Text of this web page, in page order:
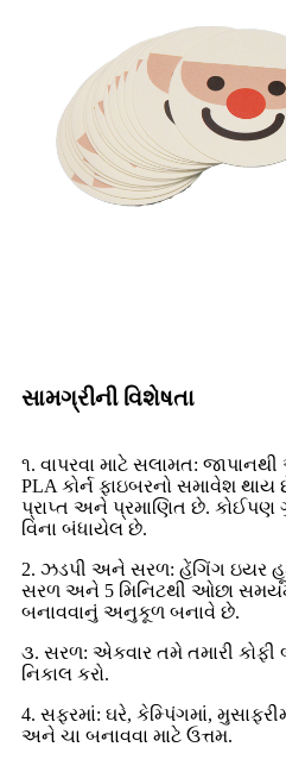
સામગ્રીની વિશેષતા
૧. વાપરવા માટે સલામત:
PLA કોર્ન ફાઇબરનો સમાવેશ
પ્રાપ્ત અને પ્રમાણિત છે. કોઈપણ
વિના બંધાયેલ છે.
2. ઝડપી અને સરળ: હેંગિંગ ઇયર
સરળ અને 5 મિનિટથી ઓછા સમયમાં
બનાવવાનું અનુકૂળ બનાવે છે.
૩. સરળ: એકવાર તમે તમારી કોફી
નિકાલ કરો.
4. સફરમાં: ઘરે, કેમ્પિંગમાં,
અને ચા બનાવવા માટે ઉત્તમ.